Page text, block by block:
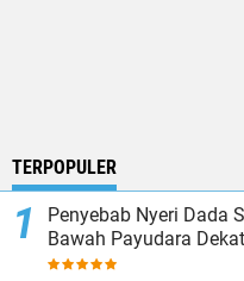
TERPOPULER
Penyebab Nyeri Dada
Bawah Payudara